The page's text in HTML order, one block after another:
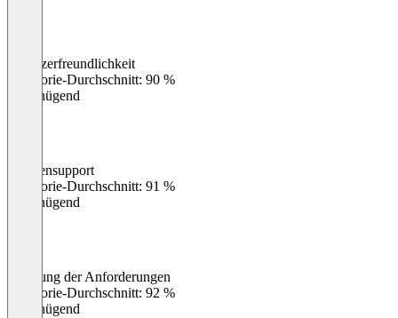
Benutzerfreundlichkeit
Kategorie-Durchschnitt: 90 %
Ungenügend
Kundensupport
Kategorie-Durchschnitt: 91 %
Ungenügend
Erfüllung der Anforderungen
Kategorie-Durchschnitt: 92 %
Ungenügend